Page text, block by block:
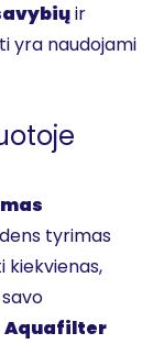
ir
yra naudojami
tyrimas
Aquafilter